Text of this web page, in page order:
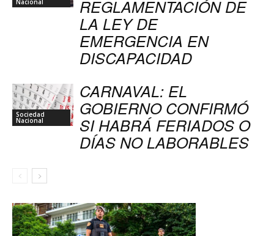
REGLAMENTACIÓN DE
LA LEY DE
EMERGENCIA EN
DISCAPACIDAD
Sociedad
Nacional
CARNAVAL: EL
GOBIERNO CONFIRMÓ
SI HABRÁ FERIADOS O
DÍAS NO LABORABLES